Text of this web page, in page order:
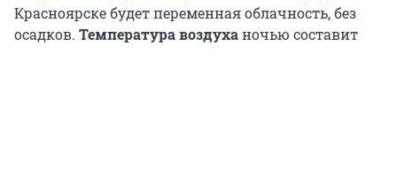
Красноярске будет переменная облачность, без
осадков. Температура воздуханочью составит